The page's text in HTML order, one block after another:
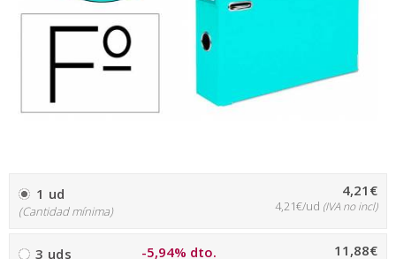
1 ud
(Cantidad mínima)
4,21€
4,21€/ud (IVA no incl)
3 uds -5,94% dto. 11,88€